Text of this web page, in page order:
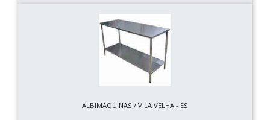
ALBIMAQUINAS / VILA VELHA - ES